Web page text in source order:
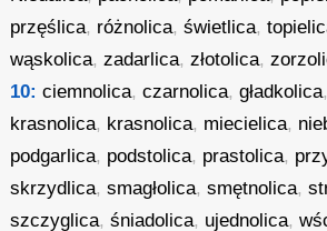
przęślica, różnolica,świetlica,
wąskolica,zadarlica,złotolica,
10: ciemnolica,czarnolica,gładkolica,
krasnolica, krasnolica, miecielica,
podgarlica, podstolica, prastolica,
skrzydlica,smagłolica,smętnolica,
szczyglica,śniadolica, ujednolica,